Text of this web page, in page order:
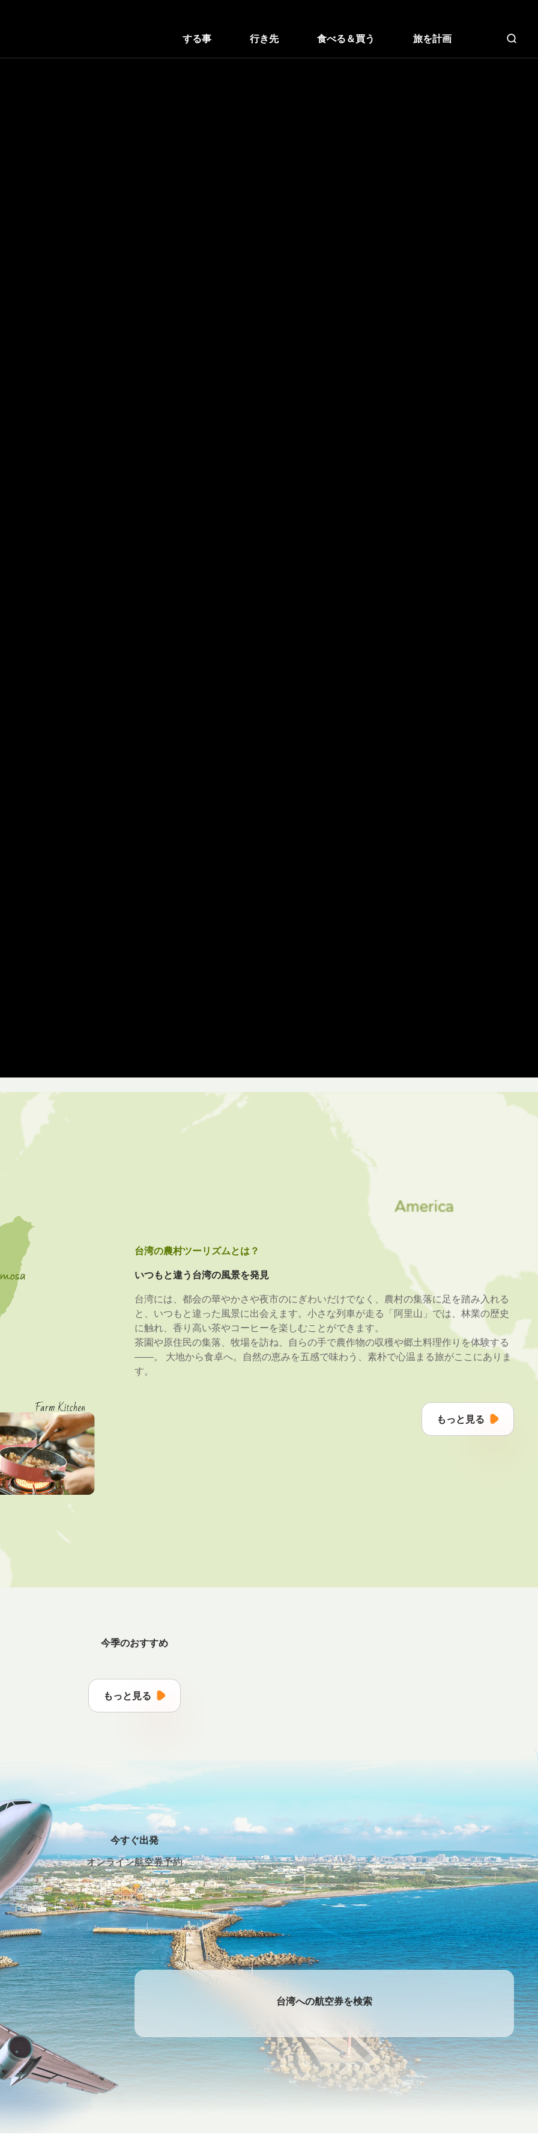
する事 行き先 食べる＆買う 旅を計画 全文
台湾の農村ツーリズムとは？
いつもと違う台湾の風景を発見
台湾には、都会の華やかさや夜市のにぎわいだけでなく、農村の集落に足を踏み入れる
と、いつもと違った風景に出会えます。小さな列車が走る「阿里山」では、林業の歴史
に触れ、香り高い茶やコーヒーを楽しむことができます。
茶園や原住民の集落、牧場を訪ね、自らの手で農作物の収穫や郷土料理作りを体験する
――。 大地から食卓へ。自然の恵みを五感で味わう、素朴で心温まる旅がここにありま
す。
もっと見る
今季のおすすめ
もっと見る
今すぐ出発
オンライン航空券予約
台湾への航空券を検索